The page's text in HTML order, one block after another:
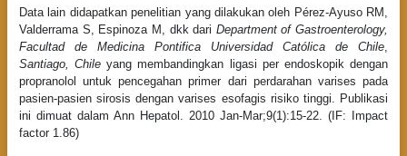
Data lain didapatkan penelitian yang dilakukan oleh Pérez-Ayuso RM,
Valderrama S, Espinoza M, dkk dari Department of Gastroenterology,
Facultad de Medicina Pontifica Universidad Católica de Chile,
Santiago, Chile yang membandingkan ligasi per endoskopik dengan
propranolol untuk pencegahan primer dari perdarahan varises pada
pasien-pasien sirosis dengan varises esofagis risiko tinggi. Publikasi
ini dimuat dalam Ann Hepatol. 2010 Jan-Mar;9(1):15-22. (IF: Impact
factor 1.86)